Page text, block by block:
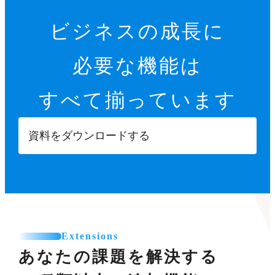
ビジネスの成長に
必要な機能は
すべて揃っています
資料をダウンロードする
Extensions
あなたの課題を解決する